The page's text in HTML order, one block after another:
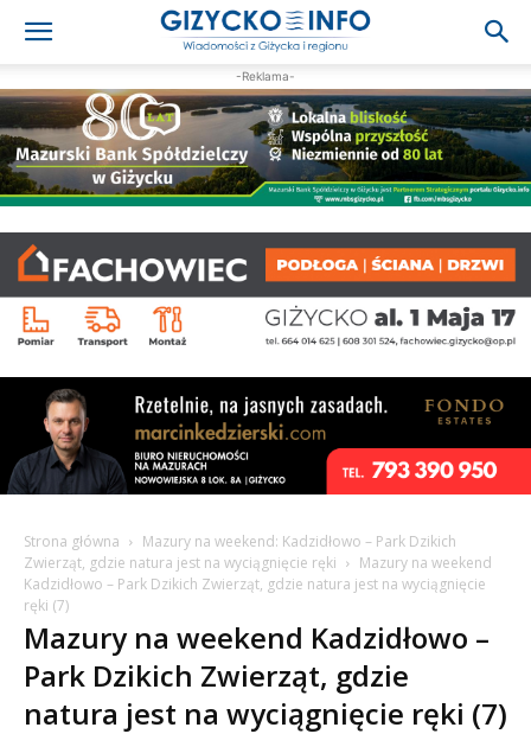
-Reklama-
Strona główna
Mazury na weekend: Kadzidłowo – Park Dzikich
Zwierząt, gdzie natura jest na wyciągnięcie ręki
Mazury na weekend
Kadzidłowo – Park Dzikich Zwierząt, gdzie natura jest na wyciągnięcie
ręki (7)
Mazury na weekend Kadzidłowo –
Park Dzikich Zwierząt, gdzie
natura jest na wyciągnięcie ręki (7)